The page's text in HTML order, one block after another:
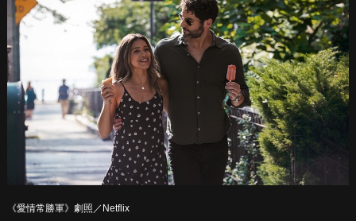
《愛情常勝軍》劇照／Netflix